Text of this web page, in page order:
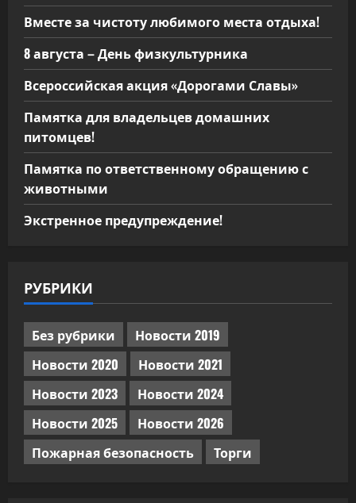
Вместе за чистоту любимого места отдыха!
8 августа – День физкультурника
Всероссийская акция «Дорогами Славы»
Памятка для владельцев домашних
питомцев!
Памятка по ответственному обращению с
животными
Экстренное предупреждение!
РУБРИКИ
Без рубрики
Новости 2019
Новости 2020
Новости 2021
Новости 2023
Новости 2024
Новости 2025
Новости 2026
Пожарная безопасность
Торги